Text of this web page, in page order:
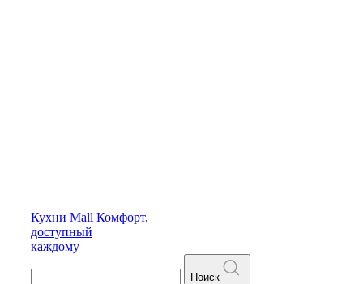
Кухни Mall Комфорт,
доступный
каждому
Поиск